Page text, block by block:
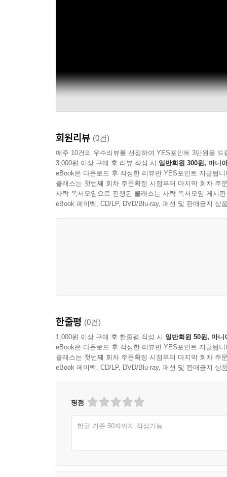
회원리뷰 (0건)
매주 10건의 우수리뷰를 선정하여 YES포인트 3만원을 드
3,000원 이상 구매 후 리뷰 작성 시 일반회원 300원, 마니
eBook은 다운로드 후 작성한 리뷰만 YES포인트 지급됩니
클래스는 첫번째 회차 주문확정 시점부터 마지막 회차 주
사락 독서모임으로 진행된 클래스는 사락 독서모임 게시
eBook 페이백, CD/LP, DVD/Blu-ray, 패션 및 판매금지 상
한줄평 (0건)
1,000원 이상 구매 후 한줄평 작성 시 일반회원 50원, 마니
eBook은 다운로드 후 작성한 리뷰만 YES포인트 지급됩니
클래스는 첫번째 회차 주문확정 시점부터 마지막 회차 주
eBook 페이백, CD/LP, DVD/Blu-ray, 패션 및 판매금지 상
평점
한글 기준 50자까지 작성가능